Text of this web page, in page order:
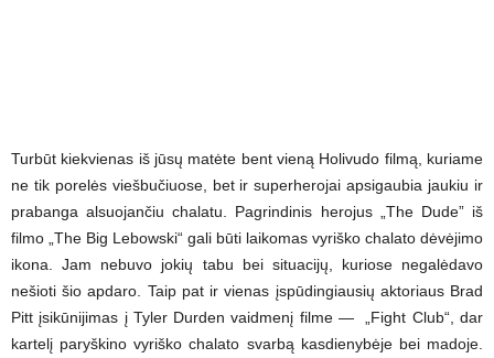
Turbūt kiekvienas iš jūsų matėte bent vieną Holivudo filmą, kuriame
ne tik porelės viešbučiuose, bet ir superherojai apsigaubia jaukiu ir
prabanga alsuojančiu chalatu. Pagrindinis herojus „The Dude” iš
filmo „The Big Lebowski“ gali būti laikomas vyriško chalato dėvėjimo
ikona. Jam nebuvo jokių tabu bei situacijų, kuriose negalėdavo
nešioti šio apdaro. Taip pat ir vienas įspūdingiausių aktoriaus Brad
Pitt įsikūnijimas į Tyler Durden vaidmenį filme — „Fight Club“, dar
kartelį paryškino vyriško chalato svarbą kasdienybėje bei madoje.